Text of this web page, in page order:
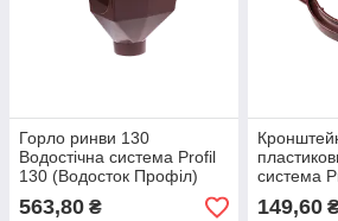
Горло ринви 130
Водостічна система Profil
130 (Водосток Профіл)
563,80 ₴
система
(Водосток
149,60